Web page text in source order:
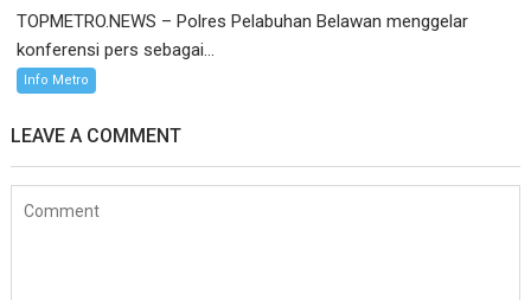
TOPMETRO.NEWS – Polres Pelabuhan Belawan menggelar
konferensi pers sebagai...
Info Metro
LEAVE A COMMENT